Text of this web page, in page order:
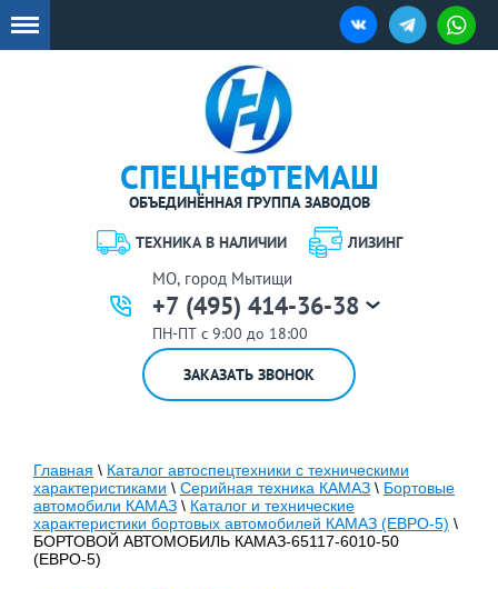
СПЕЦНЕФТЕМАШ
ОБЪЕДИНЁННАЯ ГРУППА ЗАВОДОВ
ТЕХНИКА В НАЛИЧИИ
ЛИЗИНГ
МО, город Мытищи
+7 (495) 414-36-38
ПН-ПТ с 9:00 до 18:00
ЗАКАЗАТЬ ЗВОНОК
Главная \ Каталог автоспецтехники с техническими
характеристиками \ Серийная техника КАМАЗ \ Бортовые
автомобили КАМАЗ \ Каталог и технические
характеристики бортовых автомобилей КАМАЗ (ЕВРО-5) \
БОРТОВОЙ АВТОМОБИЛЬ КАМАЗ-65117-6010-50
(ЕВРО-5)